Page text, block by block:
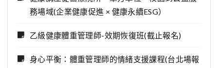
務場域(企業健康促進 × 健康永續ESG）
乙級健康體重管理師-效期恢復班(截止報名)
身心平衡：體重管理師的情緒支援課程(台北場報